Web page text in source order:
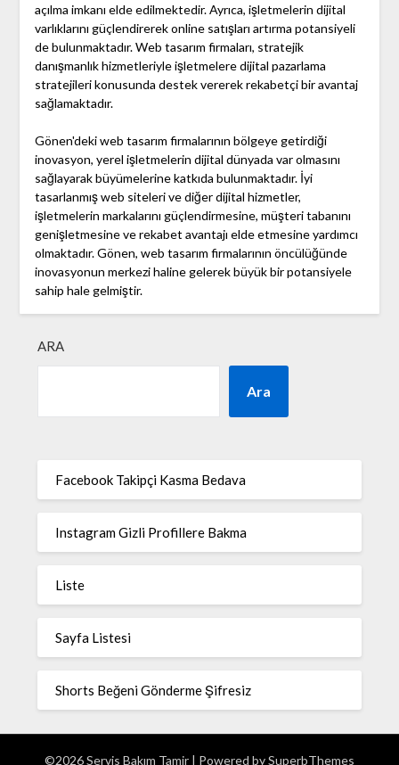
açılma imkanı elde edilmektedir. Ayrıca, işletmelerin dijital
varlıklarını güçlendirerek online satışları artırma potansiyeli
de bulunmaktadır. Web tasarım firmaları, stratejik
danışmanlık hizmetleriyle işletmelere dijital pazarlama
stratejileri konusunda destek vererek rekabetçi bir avantaj
sağlamaktadır.
Gönen'deki web tasarım firmalarının bölgeye getirdiği
inovasyon, yerel işletmelerin dijital dünyada var olmasını
sağlayarak büyümelerine katkıda bulunmaktadır. İyi
tasarlanmış web siteleri ve diğer dijital hizmetler,
işletmelerin markalarını güçlendirmesine, müşteri tabanını
genişletmesine ve rekabet avantajı elde etmesine yardımcı
olmaktadır. Gönen, web tasarım firmalarının öncülüğünde
inovasyonun merkezi haline gelerek büyük bir potansiyele
sahip hale gelmiştir.
ARA
Ara
Facebook Takipçi Kasma Bedava
Instagram Gizli Profillere Bakma
Liste
Sayfa Listesi
Shorts Beğeni Gönderme Şifresiz
©2026 Servis Bakım Tamir | Powered bySuperbThemes